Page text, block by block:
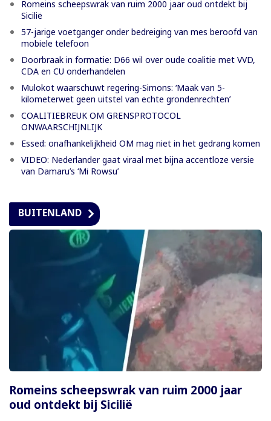
Romeins scheepswrak van ruim 2000 jaar oud ontdekt bij
Sicilië
57-jarige voetganger onder bedreiging van mes beroofd van
mobiele telefoon
Doorbraak in formatie: D66 wil over oude coalitie met VVD,
CDA en CU onderhandelen
Mulokot waarschuwt regering-Simons: ‘Maak van 5-
kilometerwet geen uitstel van echte grondenrechten’
COALITIEBREUK OM GRENSPROTOCOL
ONWAARSCHIJNLIJK
Essed: onafhankelijkheid OM mag niet in het gedrang komen
VIDEO: Nederlander gaat viraal met bijna accentloze versie
van Damaru’s ‘Mi Rowsu’
BUITENLAND
Romeins scheepswrak van ruim 2000 jaar
oud ontdekt bij Sicilië